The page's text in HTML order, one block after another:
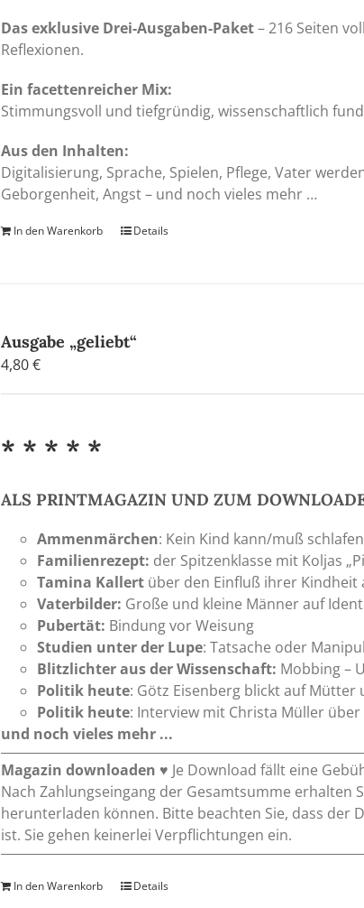
Das exklusive Drei-Ausgaben-Paket– 216 Seiten
Reflexionen.
Ein facettenreicher Mix:
Stimmungsvoll und tiefgründig, wissenschaftlich
Aus den Inhalten:
Digitalisierung, Sprache, Spielen, Pflege, Vater
Geborgenheit, Angst – und noch vieles mehr …
In den Warenkorb Details
Ausgabe „geliebt“
4,80€
* * * * *
ALS PRINTMAGAZIN UND ZUM
Ammenmärchen: Kein Kind kann/muß
Familienrezept: der Spitzenklasse mit Koljas
Tamina Kallert über den Einfluß ihrer
Vaterbilder: Große und kleine Männer auf
Pubertät: Bindung vor Weisung
Studien unter der Lupe: Tatsache oder
Blitzlichter aus der Wissenschaft: Mobbing –
Politik heute: Götz Eisenberg blickt auf Mütter
Politik heute: Interview mit Christa Müller
und noch vieles mehr ...
Magazin downloaden ♥ Je Download fällt eine
Nach Zahlungseingang der Gesamtsumme erhalten
herunterladen können. Bitte beachten Sie, dass
ist. Sie gehen keinerlei Verpflichtungen ein.
In den Warenkorb Details